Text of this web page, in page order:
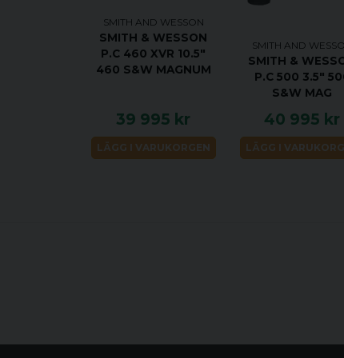
SMITH AND WESSON
SMITH & WESSON
P.C 460 XVR 10.5"
460 S&W MAGNUM
39 995 kr
LÄGG I VARUKORGEN
SMITH AND
SMITH &
P.C 500 3.5"
S&W MAG
40 995 kr
LÄGG I